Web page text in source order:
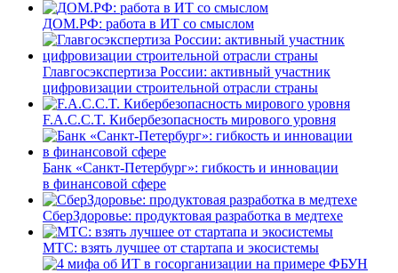
ДОМ.РФ: работа в ИТ со смыслом
Главгосэкспертиза России: активный участник
цифровизации строительной отрасли страны
F.A.C.C.T. Кибербезопасность мирового уровня
Банк «Санкт-Петербург»: гибкость и инновации
в финансовой сфере
СберЗдоровье: продуктовая разработка в медтехе
МТС: взять лучшее от стартапа и экосистемы